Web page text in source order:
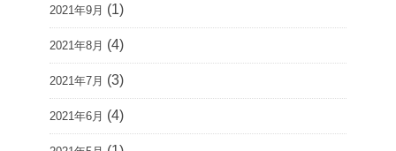
2021年9月 (1)
2021年8月 (4)
2021年7月 (3)
2021年6月 (4)